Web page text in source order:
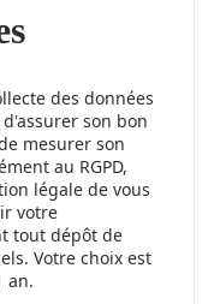
des données
son bon
mesurer son
au RGPD,
légale de vous
votre
tout dépôt de
Votre choix est
an.
et